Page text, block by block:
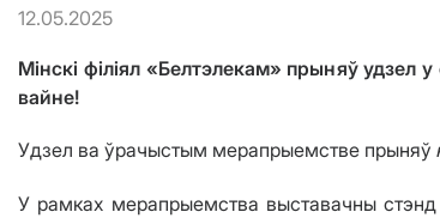
12.05.2025
Мінскі філіял «Белтэлекам» прыняў
вайне!
Удзел ва ўрачыстым мерапрыемстве прыняў
У рамках мерапрыемства выставачны